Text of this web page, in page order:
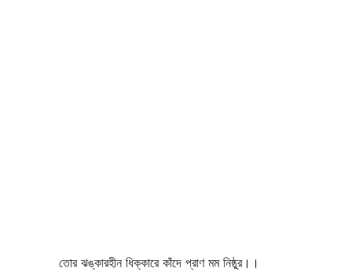
তোর ঝঙ্কারহীন ধিক্কারে কাঁদে প্রাণ মম নিষ্ঠুর।।